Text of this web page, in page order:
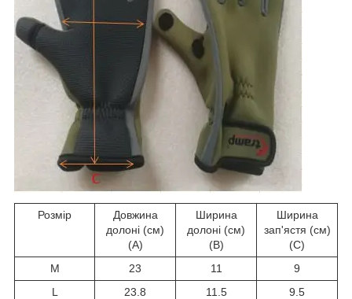
Розмір
Довжина
долоні (см)
(А)
Ширина
долоні (см)
(В)
Ширина
зап'ястя (см)
(С)
M
23 11
9
L
23.8 11.5
9.5